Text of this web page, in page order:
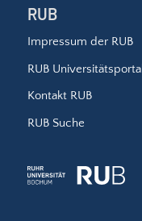
RUB
Impressum der RUB
RUB Universitätsportal
Kontakt RUB
RUB Suche